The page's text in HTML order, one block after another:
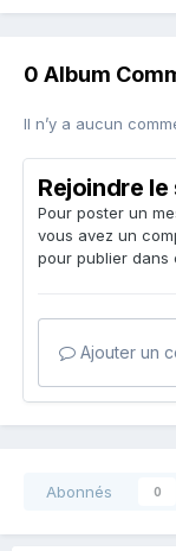
0 Album
Il n’y a aucun
Rejoindre
Pour poster un
vous avez un
pour publier dans
Ajouter un
Abonnés 0